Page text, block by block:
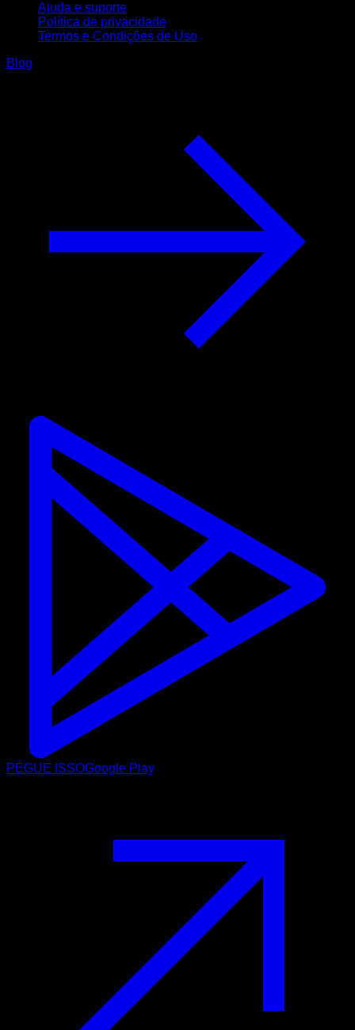
Ajuda e suporte
Política de privacidade
Termos e Condições de Uso
Blog
PEGUE ISSOGoogle Play